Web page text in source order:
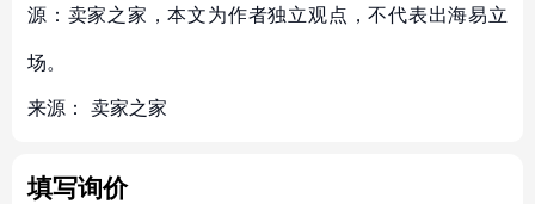
源：卖家之家，本文为作者独立观点，不代表出海易立
场。
来源： 卖家之家
填写询价